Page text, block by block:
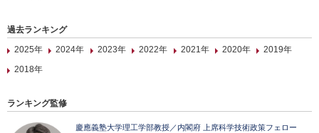
過去ランキング
2025年
2024年 2023年 2022年 2021年 2020年
2019年
2018年
ランキング監修
慶應義塾大学理工学部教授／内閣府 上席科学技術政策フェロー